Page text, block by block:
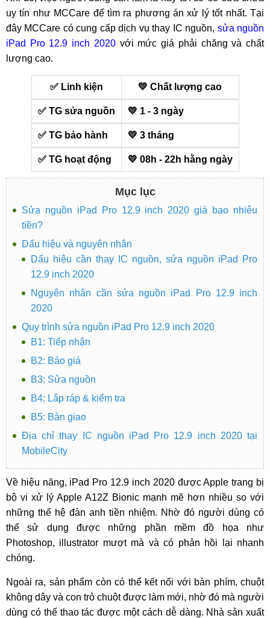
uy tín như MCCare để tìm ra phương án xử lý tốt nhất. Tại
đây MCCare có cung cấp dịch vụ thay IC nguồn, sửa nguồn
iPad Pro 12.9 inch 2020với mức giá phải chăng và chất
lượng cao.
✅ Linh kiện 💛 Chất lượng cao
✅ TG sửa nguồn 💛 1 - 3 ngày
✅ TG bảo hành 💛 3 tháng
✅ TG hoạt động 💛 08h - 22h hằng ngày
Mục lục
Sửa nguồn iPad Pro 12.9 inch 2020 giá bao nhiêu
tiền?
Dấu hiệu và nguyên nhân
Dấu hiệu cần thay IC nguồn, sửa nguồn iPad Pro
12.9 inch 2020
Nguyên nhân cần sửa nguồn iPad Pro 12.9 inch
2020
Quy trình sửa nguồn iPad Pro 12.9 inch 2020
B1: Tiếp nhận
B2: Báo giá
B3: Sửa nguồn
B4: Lắp ráp & kiểm tra
B5: Bàn giao
Địa chỉ thay IC nguồn iPad Pro 12.9 inch 2020 tại
MobileCity
Về hiệu năng, iPad Pro 12.9 inch 2020 được Apple trang bị
bộ vi xử lý Apple A12Z Bionic mạnh mẽ hơn nhiều so với
những thế hệ đàn anh tiền nhiệm. Nhờ đó người dùng có
thể sử dụng được những phần mềm đồ họa như
Photoshop, illustrator mượt mà và có phản hồi lại nhanh
chóng.
Ngoài ra, sản phẩm còn có thể kết nối với bàn phím, chuột
không dây và con trỏ chuột được làm mới, nhờ đó mà người
dùng có thể thao tác được một cách dễ dàng. Nhà sản xuất